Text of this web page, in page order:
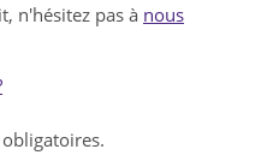
n'hésitez pas à nous